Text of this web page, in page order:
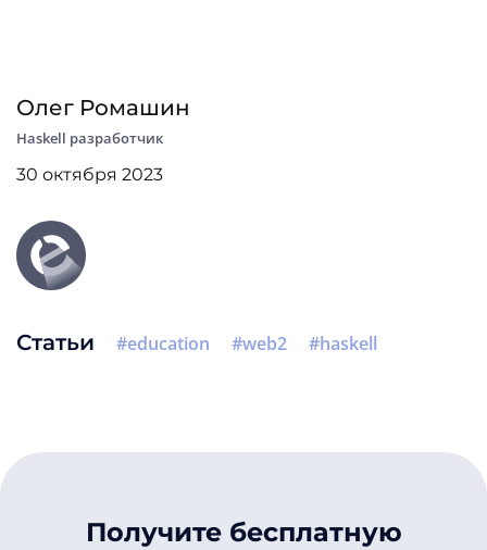
Олег Ромашин
Haskell разработчик
30 октября 2023
Статьи education web2 haskell
Получите бесплатную